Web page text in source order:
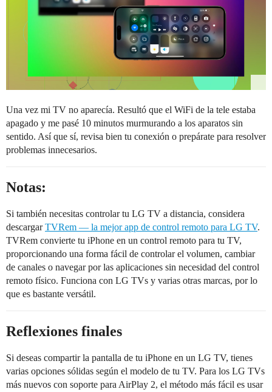
Una vez mi TV no aparecía. Resultó que el WiFi de la tele estaba
apagado y me pasé 10 minutos murmurando a los aparatos sin
sentido. Así que sí, revisa bien tu conexión o prepárate para resolver
problemas innecesarios.
Notas:
Si también necesitas controlar tu LG TV a distancia, considera
descargarTVRem — la mejor app de control remoto para LG TV.
TVRem convierte tu iPhone en un control remoto para tu TV,
proporcionando una forma fácil de controlar el volumen, cambiar
de canales o navegar por las aplicaciones sin necesidad del control
remoto físico. Funciona con LG TVs y varias otras marcas, por lo
que es bastante versátil.
Reflexiones finales
Si deseas compartir la pantalla de tu iPhone en un LG TV, tienes
varias opciones sólidas según el modelo de tu TV. Para los LG TVs
más nuevos con soporte para AirPlay 2, el método más fácil es usar